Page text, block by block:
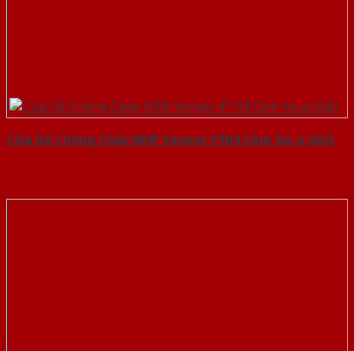
Cửa Gỗ Chống Cháy MDF Veneer P1R4 Căm Xe-a-SGD